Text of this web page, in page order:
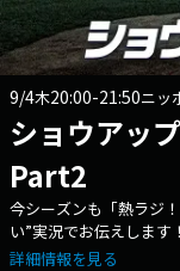
9/4木20:00-21:50ニッ
ショウアッ
Part2
今シーズンも「熱ラジ
い”実況でお伝えし
川球場 ○解説 田尾
詳細情報を見る